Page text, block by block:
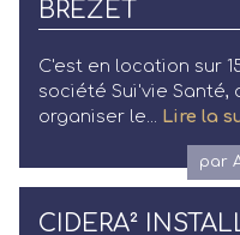
BREZET
C'est en location sur
société Sui'vie
organiser le...
Lire la
par
CIDERA²